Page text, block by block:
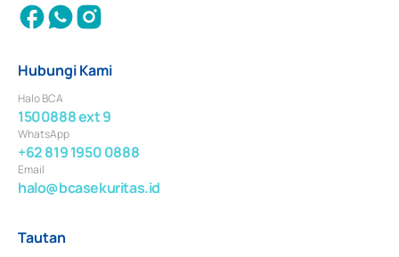
Hubungi Kami
Halo BCA
1500888 ext 9
WhatsApp
+62 819 1950 0888
Email
halo@bcasekuritas.id
Tautan